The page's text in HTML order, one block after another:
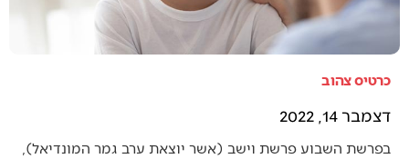
כרטיס צהוב
דצמבר 14, 2022
בפרשת השבוע פרשת וישב (אשר יוצאת ערב גמר המונדיאל),